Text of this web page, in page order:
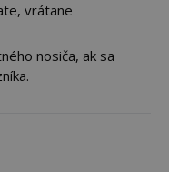
vrátane
nosiča, ak sa